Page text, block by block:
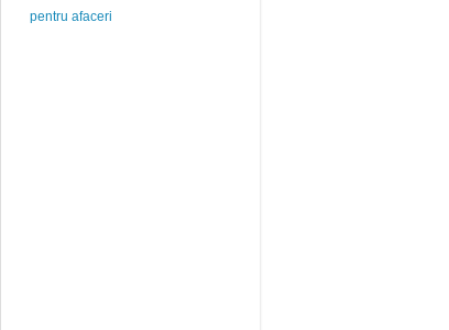
pentru afaceri